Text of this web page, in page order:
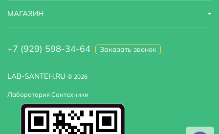
LAB-SANTEH.RU © 2026
Лаборатория Сантехники
МАГАЗИН
+7 (929) 598-34-64 Заказать звонок